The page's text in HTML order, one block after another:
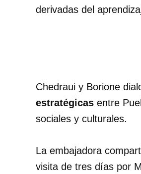
derivadas del
Chedraui y Borione
estratégicas entre
sociales y culturales.
La embajadora
visita de tres días por